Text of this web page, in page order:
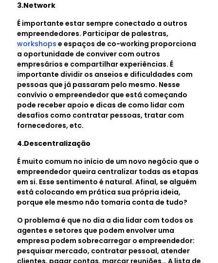
3.Network
É importante estar sempre conectado a outros
empreendedores. Participar de palestras,
workshops e espaços de co-working proporciona
a oportunidade de conviver com outros
empresários e compartilhar experiências. É
importante dividir os anseios e dificuldades com
pessoas que já passaram pelo mesmo. Nesse
convívio o empreendedor que está começando
pode receber apoio e dicas de como lidar com
desafios como contratar pessoas, tratar com
fornecedores, etc.
4.Descentralização
É muito comum no início de um novo negócio que o
empreendedor queira centralizar todas as etapas
em si. Esse sentimento é natural. Afinal, se alguém
está colocando em prática sua própria ideia,
porque ele mesmo não tomaria conta de tudo?
O problema é que no dia a dia lidar com todos os
agentes e setores que podem envolver uma
empresa podem sobrecarregar o empreendedor:
pesquisar mercado, contratar pessoal, atender